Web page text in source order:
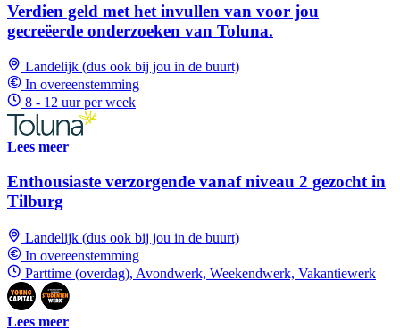
Verdien geld met het invullen van voor jou
gecreëerde onderzoeken van Toluna.
Landelijk (dus ook bij jou in de buurt)
In overeenstemming
8 - 12 uur per week
Lees meer
Enthousiaste verzorgende vanaf niveau 2 gezocht in
Tilburg
Landelijk (dus ook bij jou in de buurt)
In overeenstemming
Parttime (overdag), Avondwerk, Weekendwerk, Vakantiewerk
Lees meer